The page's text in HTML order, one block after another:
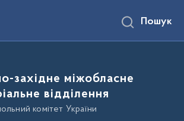
Пошук
західне міжобласне
відділення
комітет України